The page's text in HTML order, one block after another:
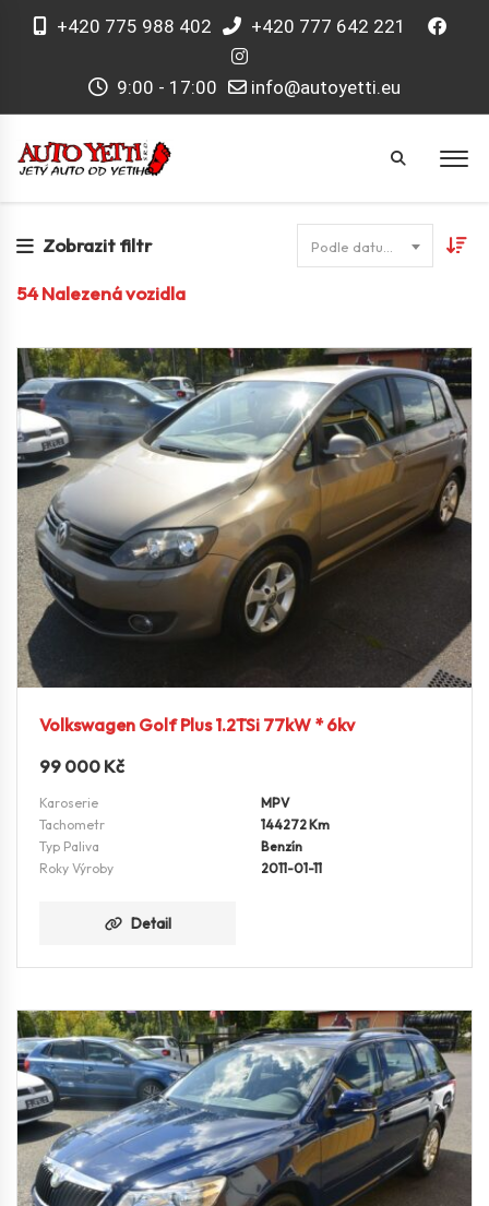
+420 775 988 402 +420 777 642 221
9:00 - 17:00 info@autoyetti.eu
Zobrazit filtr
54Nalezená vozidla
Volkswagen Golf Plus 1.2TSi 77kW * 6kv
99 000 Kč
Karoserie
MPV
Tachometr
144272 Km
Typ Paliva
Benzín
Roky Výroby
2011-01-11
Detail